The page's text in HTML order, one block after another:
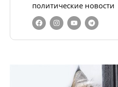
политические новости